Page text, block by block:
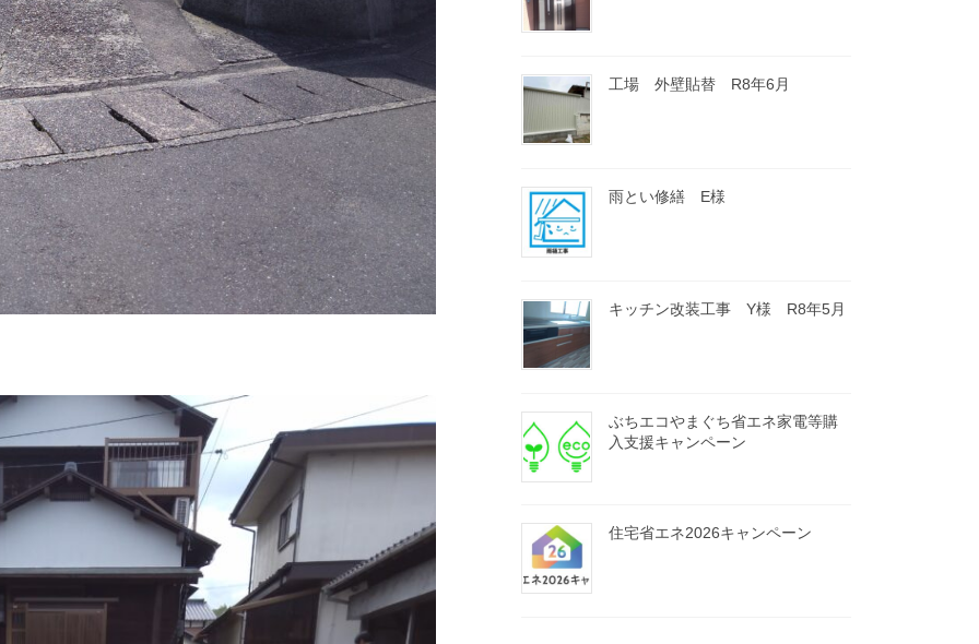
工場 外壁貼替 R8年6月
雨とい修繕 E様
キッチン改装工事 Y様 R8年5月
ぶちエコやまぐち省エネ家電等購
入支援キャンペーン
住宅省エネ2026キャンペーン